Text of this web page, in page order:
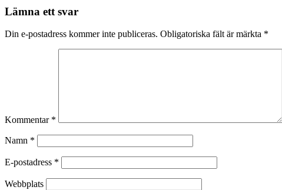
Lämna ett svar
Din e-postadress kommer inte publiceras. Obligatoriska fält är märkta *
Kommentar *
Namn *
E-postadress *
Webbplats